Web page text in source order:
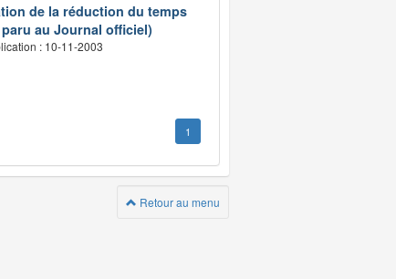
de la réduction du temps
au Journal officiel)
: 10-11-2003
1
Retour au menu